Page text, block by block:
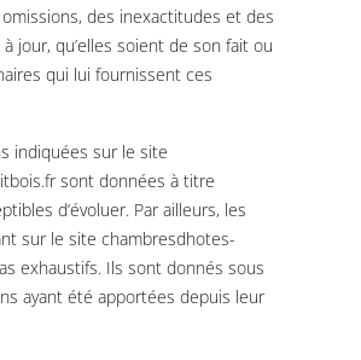
des inexactitudes et des
jour, qu’elles soient de son fait ou
qui lui fournissent ces
indiquées sur le site
sont données à titre
d’évoluer. Par ailleurs, les
sur le site chambresdhotes-
exhaustifs. Ils sont donnés sous
ayant été apportées depuis leur